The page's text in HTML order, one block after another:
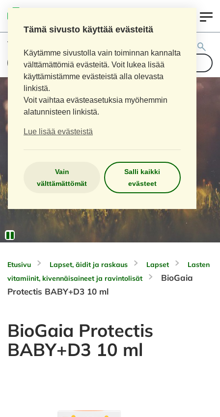
Tämä sivusto käyttää evästeitä
Käytämme sivustolla vain toiminnan kannalta
välttämättömiä evästeitä. Voit lukea lisää
käyttämistämme evästeistä alla olevasta
linkistä.
Voit vaihtaa evästeasetuksia myöhemmin
alatunnisteen linkistä.
Lue lisää evästeistä
Vain
välttämättömät
Salli kaikki
evästeet
Tuotehaku:
Etusivu Lapset, äidit ja raskaus Lapset
Lasten
vitamiinit, kivennäisaineet ja ravintolisät
BioGaia
Protectis BABY+D3 10 ml
BioGaia Protectis
BABY+D3 10 ml